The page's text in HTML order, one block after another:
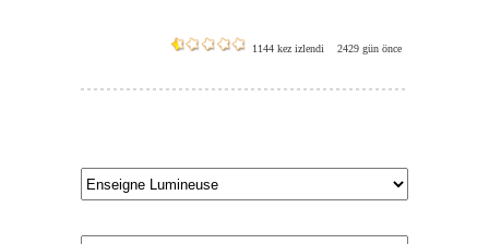
1144 kez izlendi 2429 gün önce